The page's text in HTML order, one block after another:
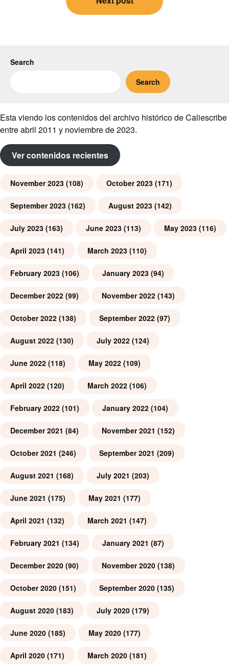
Search
Search
Esta viendo los contenidos del archivo histórico de Caliescribe
entre abril 2011 y noviembre de 2023.
Ver contenidos recientes
November 2023 (108) October 2023 (171)
September 2023 (162) August 2023 (142)
July 2023 (163) June 2023 (113) May 2023 (116)
April 2023 (141) March 2023 (110)
February 2023 (106) January 2023 (94)
December 2022 (99) November 2022 (143)
October 2022 (138) September 2022 (97)
August 2022 (130) July 2022 (124)
June 2022 (118) May 2022 (109)
April 2022 (120) March 2022 (106)
February 2022 (101) January 2022 (104)
December 2021 (84) November 2021 (152)
October 2021 (246) September 2021 (209)
August 2021 (168) July 2021 (203)
June 2021 (175) May 2021 (177)
April 2021 (132) March 2021 (147)
February 2021 (134) January 2021 (87)
December 2020 (90) November 2020 (138)
October 2020 (151) September 2020 (135)
August 2020 (183) July 2020 (179)
June 2020 (185) May 2020 (177)
April 2020 (171) March 2020 (181)